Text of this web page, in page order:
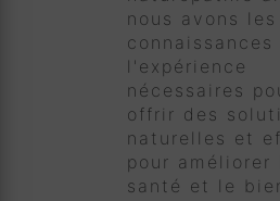
nous avons les
connaissances
l'expérience
nécessaires
offrir des
naturelles et
pour améliorer
santé et le